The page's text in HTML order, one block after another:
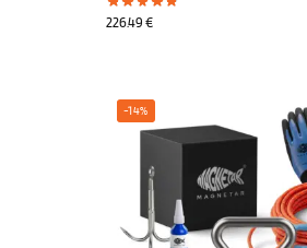
226.49€
-14%